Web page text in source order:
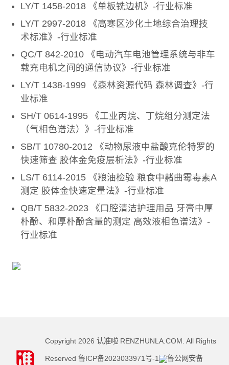
LY/T 1458-2018 《单板铣边机》-行业标准
LY/T 2997-2018 《高寒区沙化土地综合治理技
术标准》-行业标准
QC/T 842-2010 《电动汽车电池管理系统与非车
载充电机之间的通信协议》-行业标准
LY/T 1438-1999 《森林资源代码 森林调查》-行
业标准
SH/T 0614-1995 《工业丙烷、丁烷组分测定法
（气相色谱法）》-行业标准
SB/T 10780-2012 《动物尿液中盐酸克伦特罗的
快速筛查 胶体金免疫层析法》-行业标准
LS/T 6114-2015 《粮油检验 粮食中赭曲霉毒素A
测定 胶体金快速定量法》-行业标准
QB/T 5832-2023 《口腔清洁护理用品 牙膏中厚
朴酚、和厚朴酚含量的测定 高效液相色谱法》-
行业标准
Copyright 2026 认准啦 RENZHUNLA.COM. All Rights
Reserved 鲁ICP备2023033971号-1 鲁公网安备